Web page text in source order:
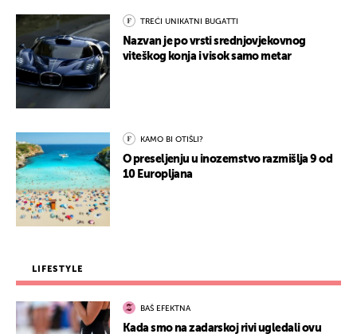
TREĆI UNIKATNI BUGATTI
Nazvan je po vrsti srednjovjekovnog
viteškog konja i visok samo metar
KAMO BI OTIŠLI?
O preseljenju u inozemstvo razmišlja 9 od
10 Europljana
LIFESTYLE
BAŠ EFEKTNA
Kada smo na zadarskoj rivi ugledali ovu